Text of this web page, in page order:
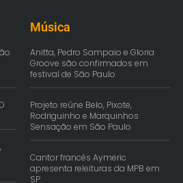
Música
Anitta, Pedro Sampaio e Gloria
Groove são confirmados em
festival de São Paulo
Projeto reúne Belo, Pixote,
Rodriguinho e Marquinhos
Sensação em São Paulo
Cantor francês Aymeric
apresenta releituras da MPB em
SP